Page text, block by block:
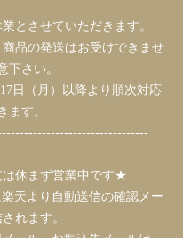
とさせていただきます。
品の発送はお受けできませ
下さい。
日（月）以降より順次対応
ます。
休まず営業中です★
天より自動送信の確認メー
れます。